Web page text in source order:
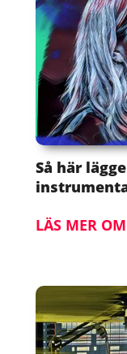
Så här
LÄS MER OM